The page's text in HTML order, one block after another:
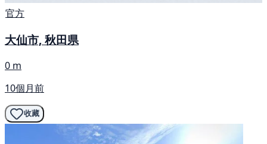
官方
大仙市, 秋田県
0 m
10個月前
收藏